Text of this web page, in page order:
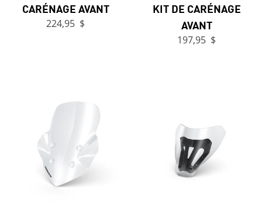
CARÉNAGE AVANT
224,95 $
KIT DE CARÉNAGE
AVANT
197,95 $